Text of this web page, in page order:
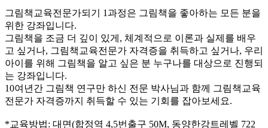
그림책교육전문가되기 1과정은 그림책을 좋아하는 모든 분을
위한 강좌입니다.
그림책을 조금 더 깊이 있게, 체계적으로 이론과 실제를 배우
고 싶거나, 그림책교육전문가 자격증을 취득하고 싶거나, 우리
아이를 위해 그림책을 알고 싶은 분 누구나를 대상으로 진행되
는 강좌입니다.
10여년간 그림책 연구만 하신 전문 박사님과 함께 그림책교육
전문가 자격증까지 취득할 수 있는 기회를 잡아보세요.
*교육방법: 대면(합정역 4,5번출구 50M, 동양한강트레벨 722